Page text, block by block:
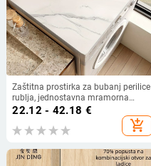
Zaštitna prostirka za bubanj perilice
rublja, jednostavna mramorna
univerzalna zaštitna prostirka za
ručnike za kućni hladnjak, podloga
za sunčanje
22.12 - 42.18 €
add_shopping_cart